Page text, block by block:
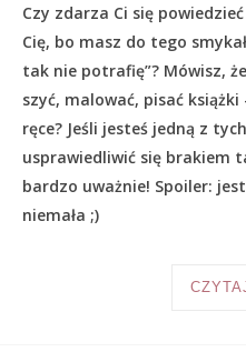
Czy zdarza Ci się
Cię, bo masz do tego
tak nie potrafię”? Mówisz,
szyć, malować, pisać
ręce? Jeśli jesteś jedną z
usprawiedliwić się brakiem
bardzo uważnie! Spoiler:
niemała ;)